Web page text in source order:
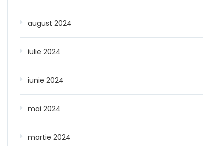
august 2024
iulie 2024
iunie 2024
mai 2024
martie 2024